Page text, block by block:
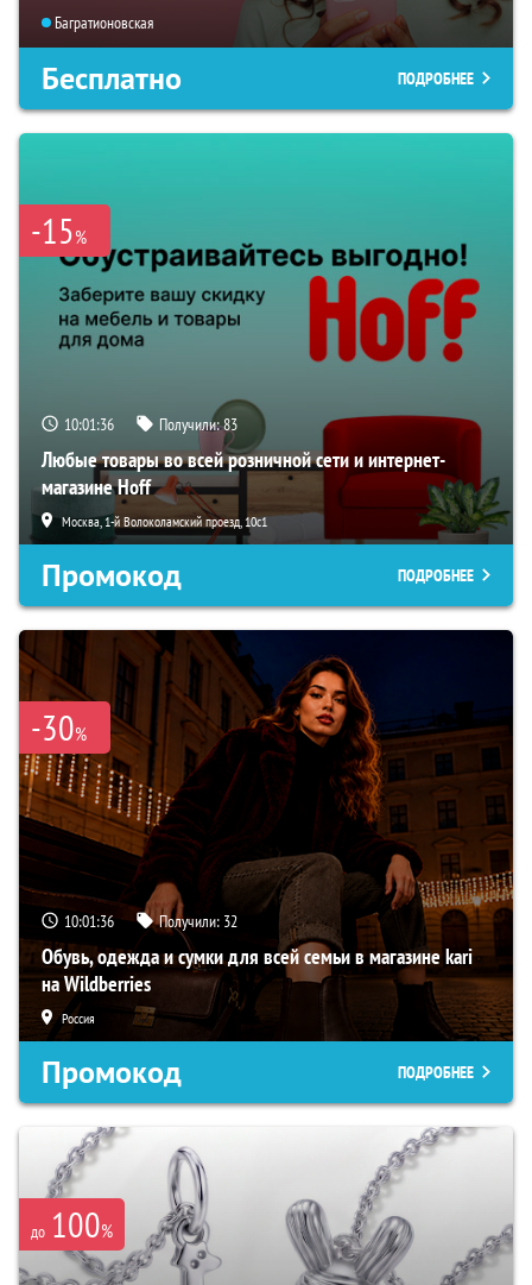
Багратионовская
Бесплатно ПОДРОБНЕЕ
-15%
10:01:35 Получили:83
Любые товары во всей розничной сети и интернет-
магазине Hoff
Москва, 1-й Волоколамский проезд, 10с1
Промокод ПОДРОБНЕЕ
-30%
10:01:35 Получили: 32
Обувь, одежда и сумки для всей семьи в магазине kari
на Wildberries
Россия
Промокод ПОДРОБНЕЕ
до 100%